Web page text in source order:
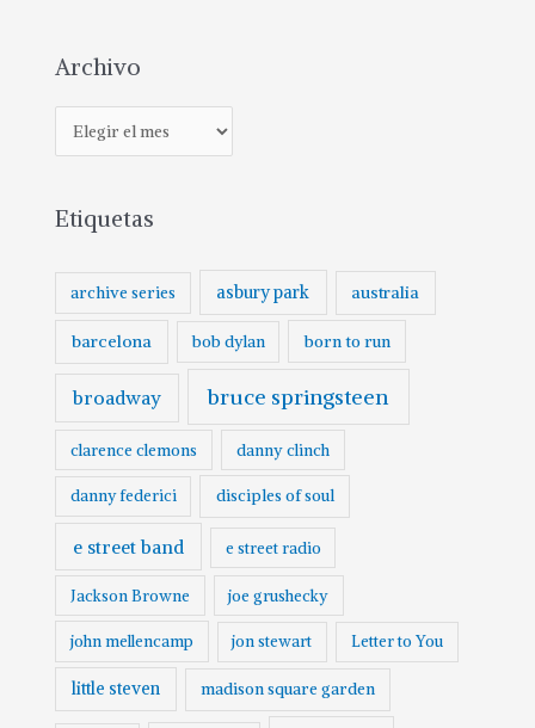
Archivo
Etiquetas
archive series asbury park australia
barcelona bob dylan born to run
broadway bruce springsteen
clarence clemons danny clinch
danny federici disciples of soul
e street band e street radio
Jackson Browne joe grushecky
john mellencamp jon stewart Letter to You
little steven madison square garden